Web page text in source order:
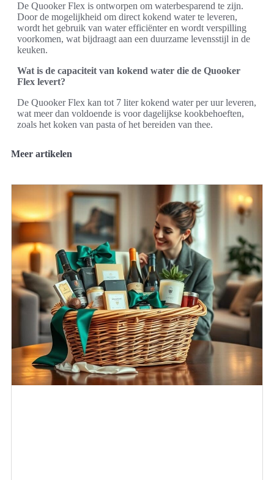
De Quooker Flex is ontworpen om waterbesparend te zijn.
Door de mogelijkheid om direct kokend water te leveren,
wordt het gebruik van water efficiënter en wordt verspilling
voorkomen, wat bijdraagt aan een duurzame levensstijl in de
keuken.
Wat is de capaciteit van kokend water die de Quooker
Flex levert?
De Quooker Flex kan tot 7 liter kokend water per uur leveren,
wat meer dan voldoende is voor dagelijkse kookbehoeften,
zoals het koken van pasta of het bereiden van thee.
Meer artikelen